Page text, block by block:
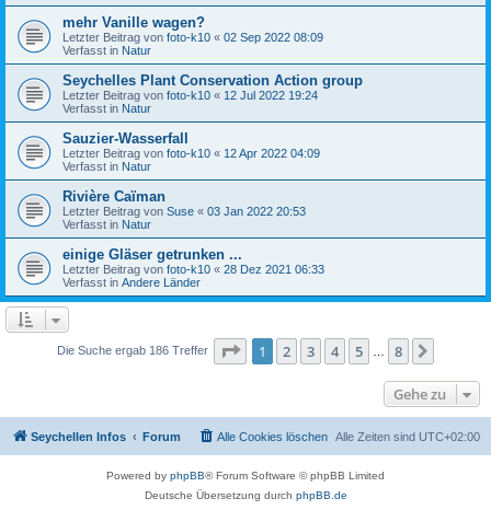
mehr Vanille wagen?
Letzter Beitrag von foto-k10 « 02 Sep 2022 08:09
Verfasst in Natur
Seychelles Plant Conservation Action group
Letzter Beitrag von foto-k10 « 12 Jul 2022 19:24
Verfasst in Natur
Sauzier-Wasserfall
Letzter Beitrag von foto-k10 « 12 Apr 2022 04:09
Verfasst in Natur
Rivière Caïman
Letzter Beitrag von Suse « 03 Jan 2022 20:53
Verfasst in Natur
einige Gläser getrunken ...
Letzter Beitrag von foto-k10 « 28 Dez 2021 06:33
Verfasst in Andere Länder
Die Suche ergab 186 Treffer Seite 1von
1 2 3 4 5 8
Gehe zu
Seychellen Infos Forum Alle Zeiten sind UTC+02:00
Alle Cookies löschen
Powered by phpBB® Forum Software © phpBB Limited
Deutsche Übersetzung durch phpBB.de